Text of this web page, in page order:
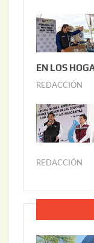
3
,
2
0
EN LOS
REDACCIÓN
l
i
o
,
0
2
REDACCIÓN
l
o
2